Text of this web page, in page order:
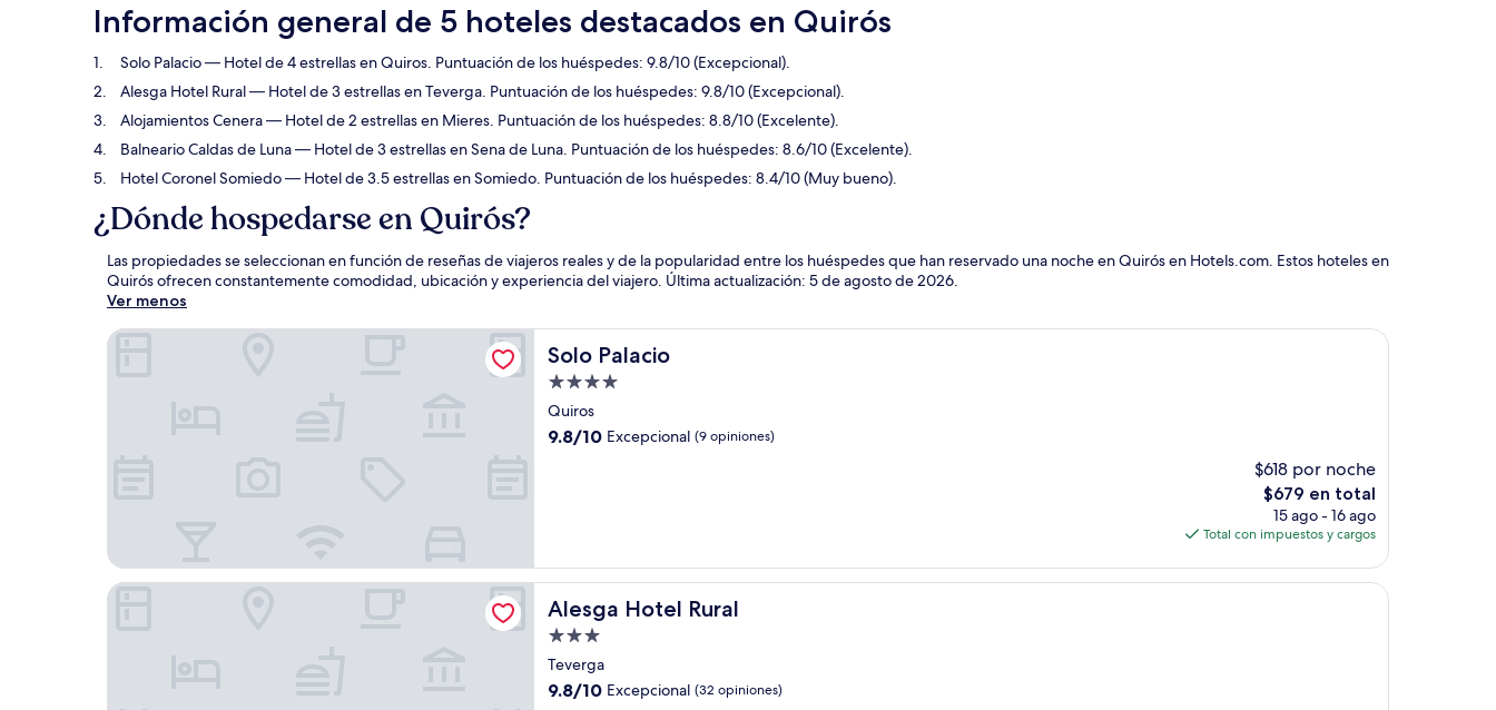
Información general de 5 hoteles destacados en Quirós
Solo Palacio— Hotel de 4 estrellas en Quiros. Puntuación de los huéspedes: 9.8/10 (Excepcional).
Alesga Hotel Rural— Hotel de 3 estrellas en Teverga. Puntuación de los huéspedes: 9.8/10 (Excepcional).
Alojamientos Cenera— Hotel de 2 estrellas en Mieres. Puntuación de los huéspedes: 8.8/10 (Excelente).
Balneario Caldas de Luna— Hotel de 3 estrellas en Sena de Luna. Puntuación de los huéspedes: 8.6/10 (Excelente).
Hotel Coronel Somiedo— Hotel de 3.5 estrellas en Somiedo. Puntuación de los huéspedes: 8.4/10 (Muy bueno).
¿Dónde hospedarse en Quirós?
Las propiedades se seleccionan en función de reseñas de viajeros reales y de la popularidad entre los huéspedes que han reservado una noche en Quirós en Hotels.com. Estos hoteles en
Quirós ofrecen constantemente comodidad, ubicación y experiencia del viajero. Última actualización: 5 de agosto de 2026.
Ver menos
Solo Palacio
Solo Palacio
Propiedad
de
4.0
Quiros
9.8
9.8/10 Excepcional (9 opiniones)
$618 por noche
El
precio
actual
de
$679 en total
15 ago - 16 ago
Total con impuestos y cargos
Solo Palacio
Alesga Hotel Rural
Alesga Hotel Rural
Propiedad
de
3.0
Teverga
9.8
9.8/10 Excepcional (32 opiniones)
Alesga Hotel Rural